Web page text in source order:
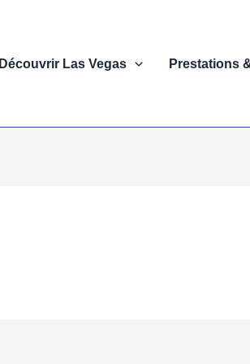
Découvrir Las Vegas Prestations